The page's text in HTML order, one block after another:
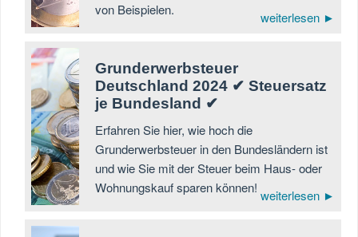
von Beispielen.
weiterlesen ►
Grunderwerbsteuer
Deutschland 2024 ✔ Steuersatz
je Bundesland ✔
Erfahren Sie hier, wie hoch die
Grunderwerbsteuer in den Bundesländern ist
und wie Sie mit der Steuer beim Haus- oder
Wohnungskauf sparen können! weiterlesen ►